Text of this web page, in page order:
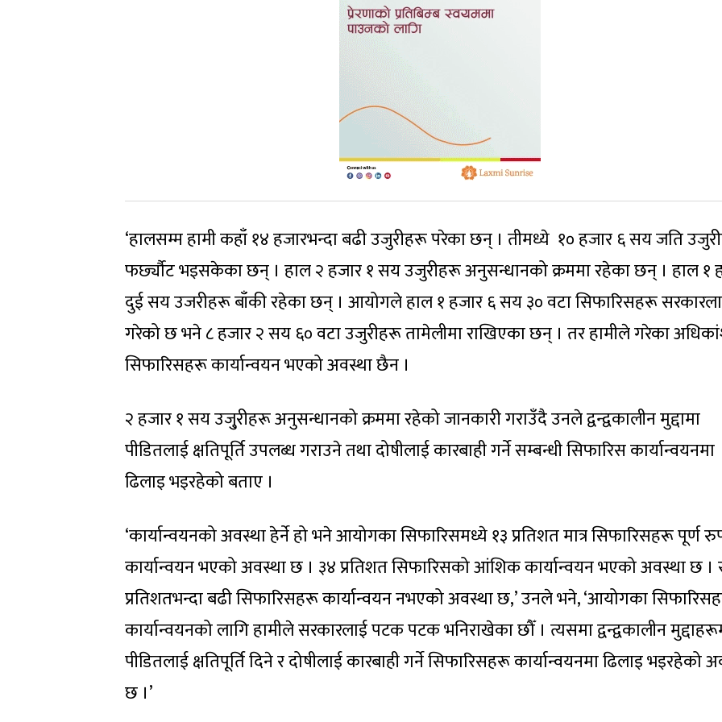
‘हालसम्म हामी कहाँ १४ हजारभन्दा बढी उजुरीहरू परेका छन् । तीमध्ये १० हजार ६ सय जति
फर्छ्यौट भइसकेका छन् । हाल २ हजार १ सय उजुरीहरू अनुसन्धानको क्रममा रहेका छन् । हाल १
दुई सय उजरीहरू बाँकी रहेका छन् । आयोगले हाल १ हजार ६ सय ३० वटा सिफारिसहरू
गरेको छ भने ८ हजार २ सय ६० वटा उजुरीहरू तामेलीमा राखिएका छन् । तर हामीले गरेका
सिफारिसहरू कार्यान्वयन भएको अवस्था छैन ।
२ हजार १ सय उजु्रीहरू अनुसन्धानको क्रममा रहेको जानकारी गराउँदै उनले द्वन्द्वकालीन मुद्दामा
पीडितलाई क्षतिपूर्ति उपलब्ध गराउने तथा दोषीलाई कारबाही गर्ने सम्बन्धी सिफारिस कार्यान्वयनमा
ढिलाइ भइरहेको बताए ।
‘कार्यान्वयनको अवस्था हेर्ने हो भने आयोगका सिफारिसमध्ये १३ प्रतिशत मात्र सिफारिसहरू पूर्ण
कार्यान्वयन भएको अवस्था छ । ३४ प्रतिशत सिफारिसको आंशिक कार्यान्वयन भएको अवस्था छ ।
प्रतिशतभन्दा बढी सिफारिसहरू कार्यान्वयन नभएको अवस्था छ,’ उनले भने, ‘आयोगका
कार्यान्वयनको लागि हामीले सरकारलाई पटक पटक भनिराखेका छौँ । त्यसमा द्वन्द्वकालीन
पीडितलाई क्षतिपूर्ति दिने र दोषीलाई कारबाही गर्ने सिफारिसहरू कार्यान्वयनमा ढिलाइ भइरहेको
छ ।’